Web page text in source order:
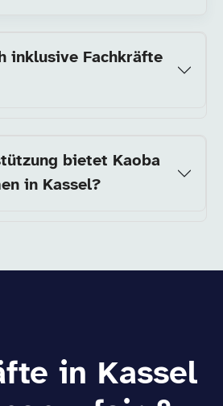
inklusive Fachkräfte
bietet Kaoba
in Kassel?
in Kassel